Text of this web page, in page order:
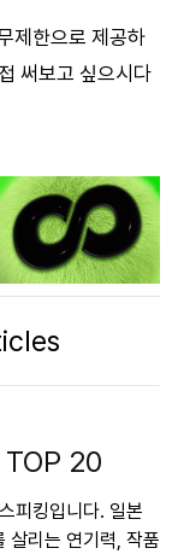
제한으로 제공하
써보고 싶으시다
TOP 20
피킹입니다. 일본
살리는 연기력, 작품